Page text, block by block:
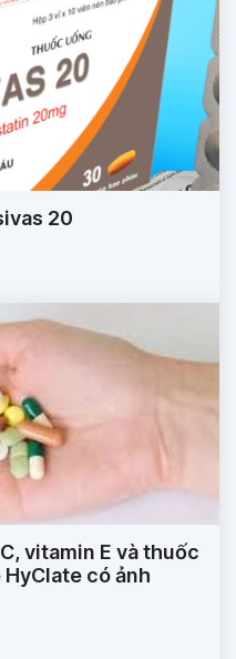
20
vitamin E và thuốc
có ảnh